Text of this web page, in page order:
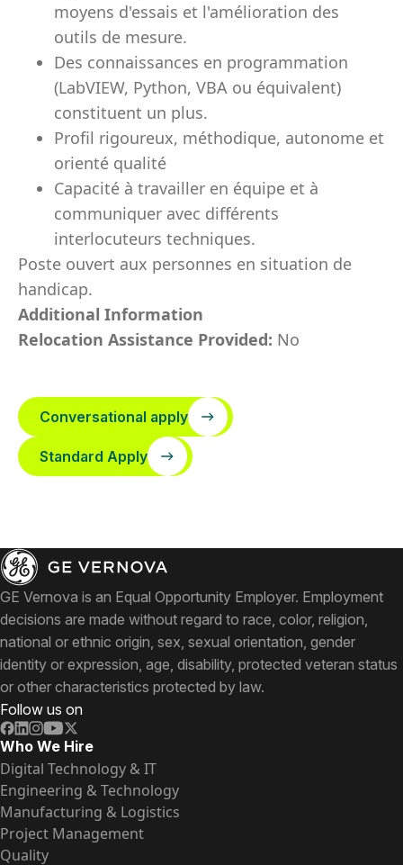
moyens d'essais et l'amélioration des
outils de mesure.
Des connaissances en programmation
(LabVIEW, Python, VBA ou équivalent)
constituent un plus.
Profil rigoureux, méthodique, autonome et
orienté qualité
Capacité à travailler en équipe et à
communiquer avec différents
interlocuteurs techniques.
Poste ouvert aux personnes en situation de
handicap.
Additional Information
Relocation Assistance Provided: No
Conversational apply
Standard Apply
GE Vernova is an Equal Opportunity Employer. Employment
decisions are made without regard to race, color, religion,
national or ethnic origin, sex, sexual orientation, gender
identity or expression, age, disability, protected veteran status
or other characteristics protected by law.
Follow us on
Who We Hire
Digital Technology & IT
Engineering & Technology
Manufacturing & Logistics
Project Management
Quality